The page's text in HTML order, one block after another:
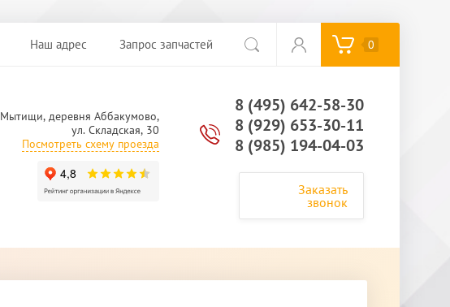
Наш адрес Запрос запчастей 0
Мытищи, деревня Аббакумово,
ул. Складская, 30
Посмотреть схему проезда
8 (495) 642-58-30
8 (929) 653-30-11
8 (985) 194-04-03
Заказать
звонок